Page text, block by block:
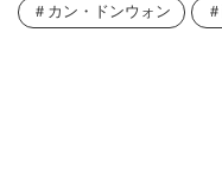
カン・ドンウォン